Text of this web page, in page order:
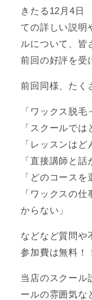
きたる12月4日
ての詳しい説明
ルについて、皆
前回の好評を受
前回同様、たく
「ワックス脱毛
「スクールでは
「レッスンはど
「直接講師と話
「どのコース
「ワックスの
からない」
などなど質問や
参加費は無料！
当店のスクール
ールの雰囲気な